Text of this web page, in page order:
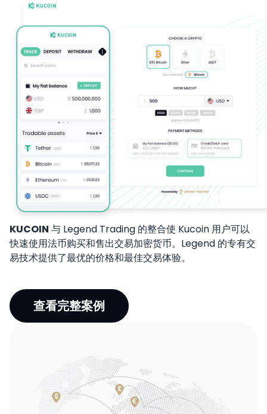
KUCOIN 与 Legend Trading 的整合使 Kucoin 用户可以
快速使用法币购买和售出交易加密货币。Legend 的专有交
易技术提供了最优的价格和最佳交易体验。
查看完整案例